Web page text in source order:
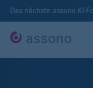
Das nächste assono KI-